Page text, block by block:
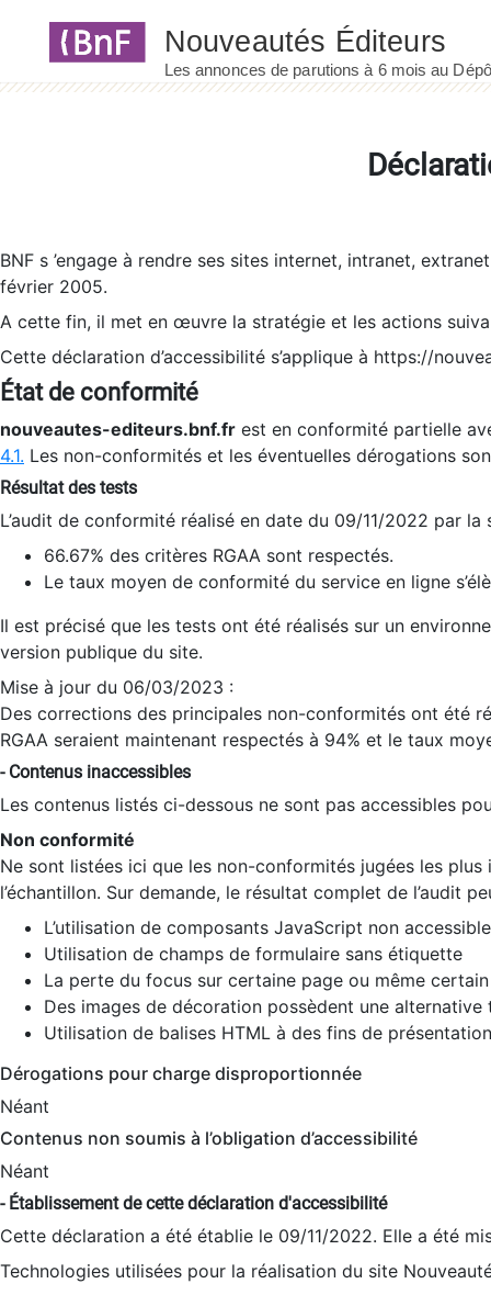
BNF s ’engage à rendre ses sites internet, intranet,
février 2005.
A cette fin, il met en œuvre la stratégie et les actions
Cette déclaration d’accessibilité s’applique à https://
État de conformité
nouveautes-editeurs.bnf.fr est en conformité partielle
4.1. Les non-conformités et les éventuelles dérogations
Résultat des tests
L’audit de conformité réalisé en date du 09/11/2022 par
66.67% des critères RGAA sont respectés.
Le taux moyen de conformité du service en ligne
Il est précisé que les tests ont été réalisés sur un
version publique du site.
Mise à jour du 06/03/2023 :
Des corrections des principales non-conformités ont été
RGAA seraient maintenant respectés à 94% et le taux
- Contenus inaccessibles
Les contenus listés ci-dessous ne sont pas accessibles
Non conformité
Ne sont listées ici que les non-conformités jugées les
l’échantillon. Sur demande, le résultat complet de l’audit
L’utilisation de composants JavaScript non
Utilisation de champs de formulaire sans étiquette
La perte du focus sur certaine page ou même
Des images de décoration possèdent une alternative
Utilisation de balises HTML à des fins de
Dérogations pour charge disproportionnée
Néant
Contenus non soumis à l’obligation d’accessibilité
Néant
- Établissement de cette déclaration d'accessibilité
Cette déclaration a été établie le 09/11/2022. Elle a été
Technologies utilisées pour la réalisation du site